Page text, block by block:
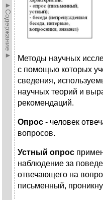
►Содержание►
Методы научных
с помощью которых
сведения,
научных теорий и
рекомендаций.
Опрос - человек
вопросов.
Устный опрос
наблюдение за
отвечающего на
письменный,